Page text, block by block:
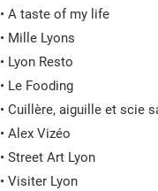
• A taste of my life
• Mille Lyons
• Lyon Resto
• Le Fooding
• Cuillère, aiguille et scie
• Alex Vizéo
• Street Art Lyon
• Visiter Lyon